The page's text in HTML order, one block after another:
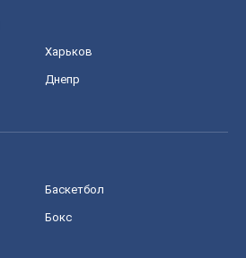
Харьков
Днепр
Баскетбол
Бокс